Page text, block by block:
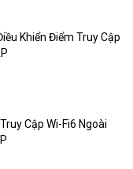
Khiển Điểm Truy Cập
Cập Wi-Fi6 Ngoài